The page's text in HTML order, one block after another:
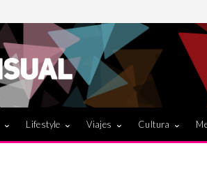
Lifestyle Viajes Cultura